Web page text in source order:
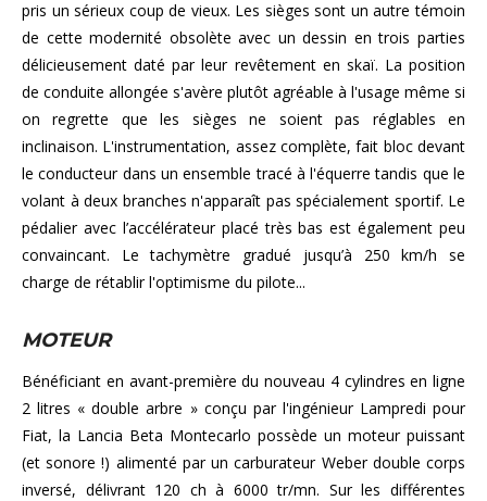
pris un sérieux coup de vieux. Les sièges sont un autre témoin
de cette modernité obsolète avec un dessin en trois parties
délicieusement daté par leur revêtement en skaï. La position
de conduite allongée s'avère plutôt agréable à l'usage même si
on regrette que les sièges ne soient pas réglables en
inclinaison. L'instrumentation, assez complète, fait bloc devant
le conducteur dans un ensemble tracé à l'équerre tandis que le
volant à deux branches n'apparaît pas spécialement sportif. Le
pédalier avec l’accélérateur placé très bas est également peu
convaincant. Le tachymètre gradué jusqu’à 250 km/h se
charge de rétablir l'optimisme du pilote...
MOTEUR
Bénéficiant en avant-première du nouveau 4 cylindres en ligne
2 litres « double arbre » conçu par l'ingénieur Lampredi pour
Fiat, la Lancia Beta Montecarlo possède un moteur puissant
(et sonore !) alimenté par un carburateur Weber double corps
inversé, délivrant 120 ch à 6000 tr/mn. Sur les différentes